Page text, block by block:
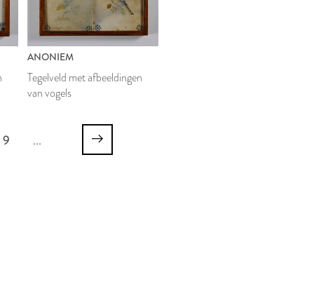
ANONIEM
Tegelveld met afbeeldingen
van vogels
9 ...